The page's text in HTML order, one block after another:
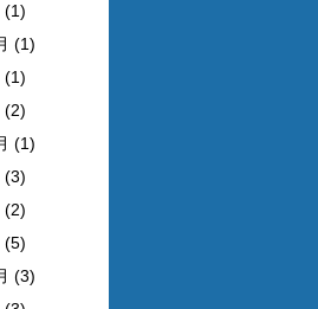
(1)
(1)
(1)
(2)
(1)
(3)
(2)
(5)
(3)